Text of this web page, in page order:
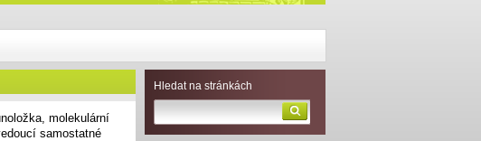
molekulární
samostatné
Hledat na stránkách